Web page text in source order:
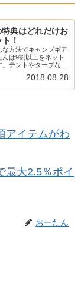
典はどれだけお
！
方法でキャンプギア
は9割以上をネット
テントやタープなん
ことも結構あるし、そ
頼らざるを得ない。
2018.08.28
アイテムがわ
最大2.5％ポイ
おーたん